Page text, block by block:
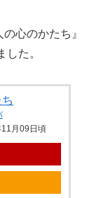
心のかたち』
た。
月09日頃